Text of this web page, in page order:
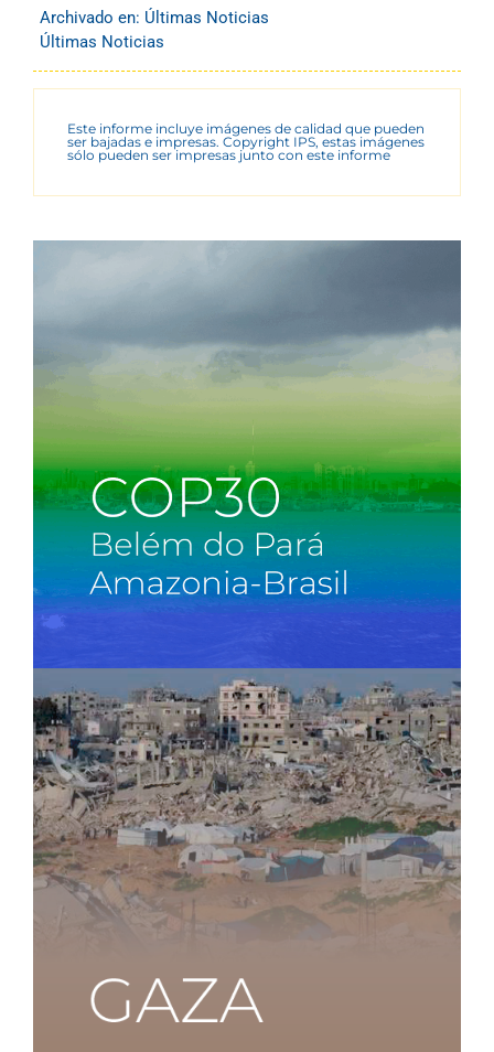
Archivado en: Últimas Noticias
Últimas Noticias
Este informe incluye imágenes de calidad que pueden
ser bajadas e impresas. Copyright IPS, estas imágenes
sólo pueden ser impresas junto con este informe